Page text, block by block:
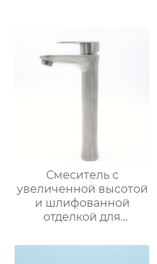
Смеситель с
увеличенной высотой
и шлифованной
отделкой для